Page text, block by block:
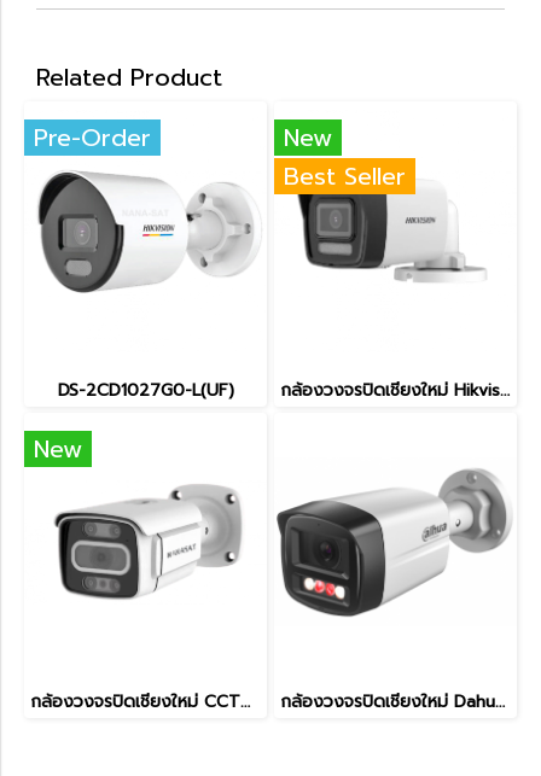
Related Product
Pre-Order
DS-2CD1027G0-L(UF)
New
Best Seller
กล้องวงจรปิดเชียงใหม่ Hikvision IP Camera 4MP DS-2CD1043G2-LIU
New
กล้องวงจรปิดเชียงใหม่ CCTV IP Camera 8MP AI APL-IPC-A189FC-U กล้องวงจรปิดเชียงใหม่ Dahua IP Camera 4MP DH-IPC-HFW1431TL-A-IL